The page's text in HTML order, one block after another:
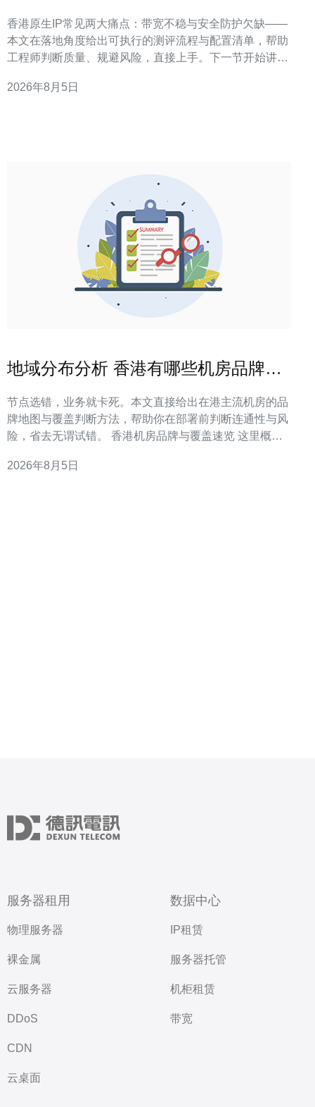
香港原生IP常见两大痛点：带宽不稳与安全防护欠缺——
本文在落地角度给出可执行的测评流程与配置清单，帮助
工程师判断质量、规避风险，直接上手。下一节开始讲带
在于同时评估峰值吞吐、持续带宽与抖动丢包三项指标，
2026年8月5日
地域分布分析 香港有哪些机房品牌的
节点选错，业务就卡死。本文直接给出在港主流机房的品
牌地图与覆盖判断方法，帮助你在部署前判断连通性与风
险，省去无谓试错。 香港机房品牌与覆盖速览 这里概述
口点的分布特点和覆盖重点，便于快速对位判断。 常见营
2026年8月5日
服务器租用
物理服务器
裸金属
云服务器
DDoS
CDN
云桌面
数据中心
IP租赁
服务器托管
机柜租赁
带宽